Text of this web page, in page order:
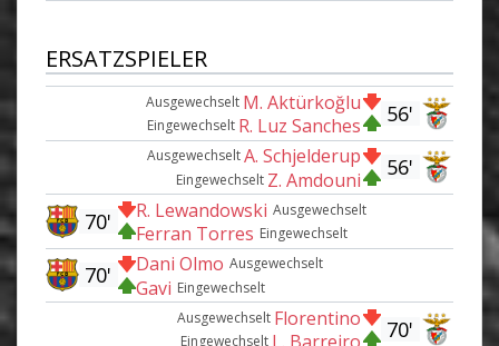
ERSATZSPIELER
56'
Ausgewechselt M. Aktürkoğlu
Eingewechselt R. Luz Sanches
56'
AusgewechseltA. Schjelderup
Eingewechselt Z. Amdouni
Ausgewechselt
R. Lewandowski
Eingewechselt
Ferran Torres
70'
Ausgewechselt
Dani Olmo
Eingewechselt
Gavi
70'
70'
Ausgewechselt Florentino
Eingewechselt